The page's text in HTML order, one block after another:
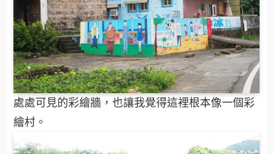
處處可見的彩繪牆，也讓我覺得這裡根本像一個彩
繪村。